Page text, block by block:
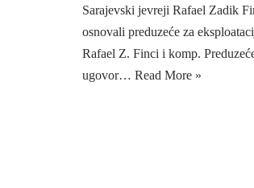
Sarajevski jevreji Rafael Zadik
osnovali preduzeće za
Rafael Z. Finci i komp.
ugovor… Read More »